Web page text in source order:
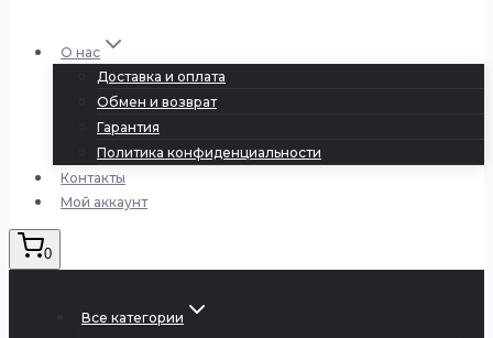
О нас
Доставка и оплата
Обмен и возврат
Гарантия
Политика конфиденциальности
Контакты
Мой аккаунт
0
Все категории